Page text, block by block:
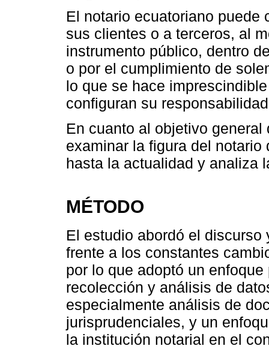
El notario ecuatoriano puede
sus clientes o a terceros, al
instrumento público, dentro
o por el cumplimiento de
lo que se hace
configuran su
En cuanto al objetivo
examinar la figura del
hasta la actualidad y analiza
MÉTODO
El estudio abordó el
frente a los constantes
por lo que adoptó un
recolección y análisis de
especialmente análisis de
jurisprudenciales, y un
la institución notarial en el